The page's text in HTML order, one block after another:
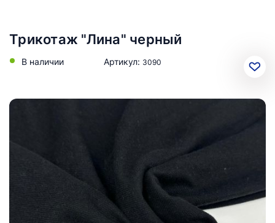
Трикотаж "Лина" черный
В наличии Артикул: 3090